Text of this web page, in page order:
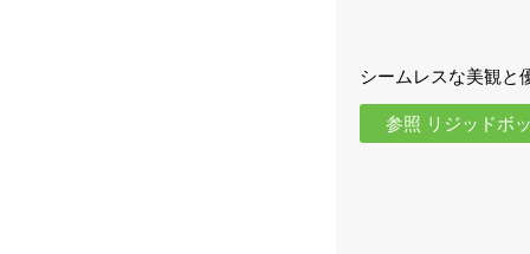
シームレスな美観と
参照 リジッドボ